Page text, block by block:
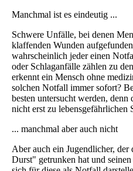
Manchmal ist es eindeutig ...
Schwere Unfälle, bei denen
klaffenden Wunden
wahrscheinlich jeder einen
oder Schlaganfälle zählen zu
erkennt ein Mensch ohne
solchen Notfall immer sofort?
besten untersucht werden,
nicht erst zu lebensgefährlichen
... manchmal aber auch nicht
Aber auch ein Jugendlicher, der
Durst" getrunken hat und